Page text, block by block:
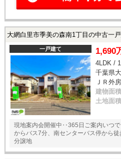
大網白里市季美の森南1丁目の中古一
一戸建て 1,690
4LDK /
千葉県
ＪＲ外
建物面積
土地面積
現地案内会開催中‥365日ご案内いつ
からバス7分、南センターバス停から
分譲地